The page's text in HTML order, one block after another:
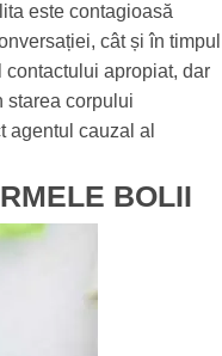
este contagioasă
cât și în timpul
apropiat, dar
starea corpului
agentul cauzal al
BOLII